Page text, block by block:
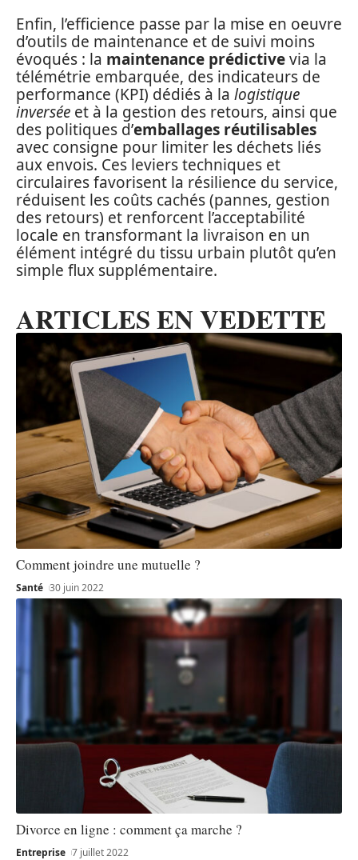
Enfin, l’efficience passe par la mise en oeuvre
d’outils de maintenance et de suivi moins
évoqués : la maintenance prédictivevia la
télémétrie embarquée, des indicateurs de
performance (KPI) dédiés à la logistique
inversée et à la gestion des retours, ainsi que
des politiques d’emballages réutilisables
avec consigne pour limiter les déchets liés
aux envois. Ces leviers techniques et
circulaires favorisent la résilience du service,
réduisent les coûts cachés (pannes, gestion
des retours) et renforcent l’acceptabilité
locale en transformant la livraison en un
élément intégré du tissu urbain plutôt qu’en
simple flux supplémentaire.
ARTICLES EN VEDETTE
Comment joindre une mutuelle ?
Santé 30 juin 2022
Divorce en ligne : comment ça marche ?
Entreprise 7 juillet 2022